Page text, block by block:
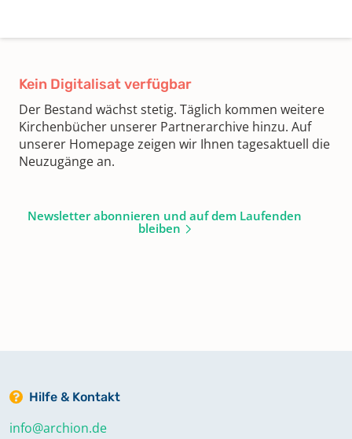
Kein Digitalisat verfügbar
Der Bestand wächst stetig. Täglich kommen weitere
Kirchenbücher unserer Partnerarchive hinzu. Auf
unserer Homepage zeigen wir Ihnen tagesaktuell die
Neuzugänge an.
Newsletter abonnieren und auf dem Laufenden
bleiben
Hilfe & Kontakt
info@archion.de